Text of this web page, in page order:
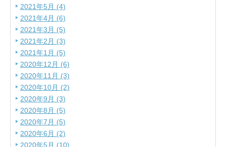
2021年5月 (4)
2021年4月 (6)
2021年3月 (5)
2021年2月 (3)
2021年1月 (5)
2020年12月 (6)
2020年11月 (3)
2020年10月 (2)
2020年9月 (3)
2020年8月 (5)
2020年7月 (5)
2020年6月 (2)
2020年5月 (10)